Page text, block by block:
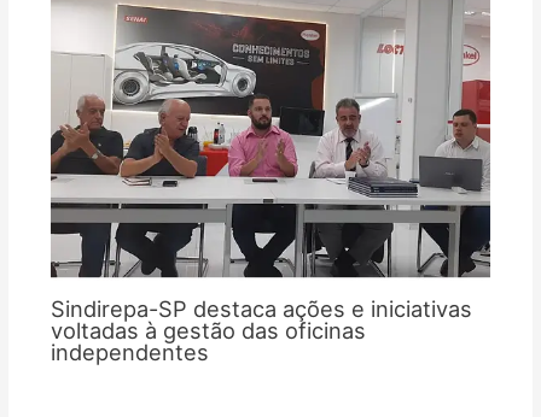
Sindirepa-SP destaca ações e iniciativas
voltadas à gestão das oficinas
independentes